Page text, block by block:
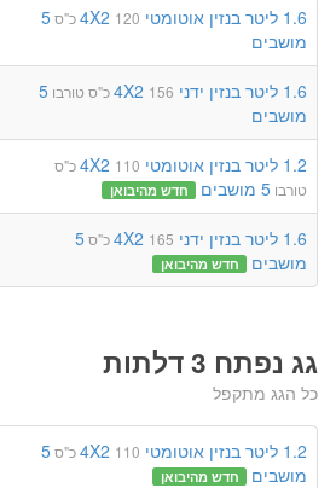
1.6 ליטר בנזין אוטומטי 4X2 120 כ"ס
5
מושבים
1.6 ליטר בנזין ידני 4X2 156 כ"ס טורבו 5
מושבים
1.2 ליטר בנזין אוטומטי 4X2 110 כ"ס
טורבו 5 מושבים חדש מהיבואן
1.6 ליטר בנזין ידני 4X2 165 כ"ס
5
מושבים
חדש מהיבואן
גג נפתח 3 דלתות
כל הגג מתקפל
1.2 ליטר בנזין אוטומטי 4X2 110 כ"ס
5
מושבים
חדש מהיבואן